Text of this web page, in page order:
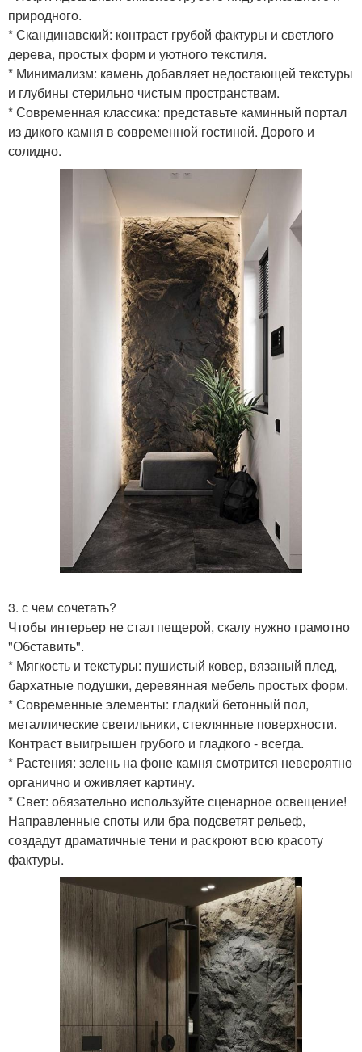
природного.
* Скандинавский: контраст грубой фактуры и светлого
дерева, простых форм и уютного текстиля.
* Минимализм: камень добавляет недостающей текстуры
и глубины стерильно чистым пространствам.
* Современная классика: представьте каминный портал
из дикого камня в современной гостиной. Дорого и
солидно.
3. с чем сочетать?
Чтобы интерьер не стал пещерой, скалу нужно грамотно
"Обставить".
* Мягкость и текстуры: пушистый ковер, вязаный плед,
бархатные подушки, деревянная мебель простых форм.
* Современные элементы: гладкий бетонный пол,
металлические светильники, стеклянные поверхности.
Контраст выигрышен грубого и гладкого - всегда.
* Растения: зелень на фоне камня смотрится невероятно
органично и оживляет картину.
* Свет: обязательно используйте сценарное освещение!
Направленные споты или бра подсветят рельеф,
создадут драматичные тени и раскроют всю красоту
фактуры.